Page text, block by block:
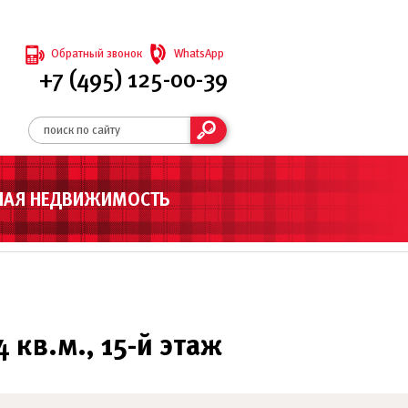
Обратный звонок WhatsApp
+7 (495) 125-00-39
НЕДВИЖИМОСТЬ
кв.м., 15-й этаж